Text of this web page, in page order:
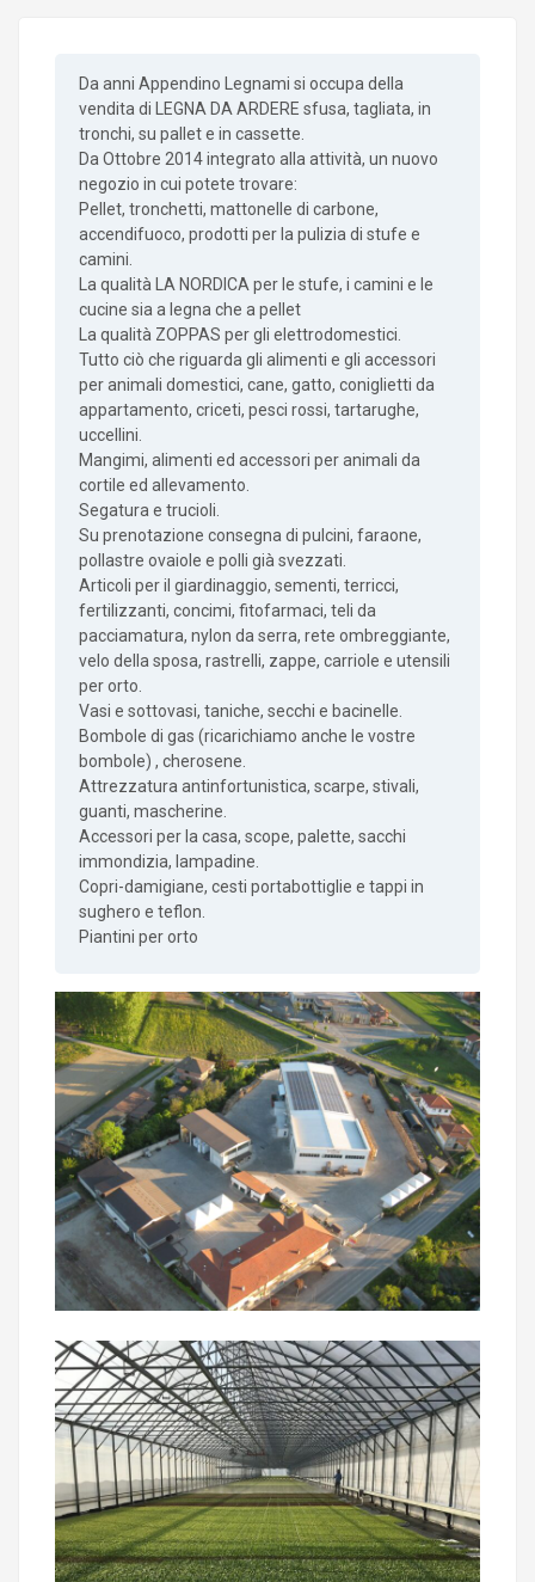
Da anni Appendino Legnami si occupa della
vendita di LEGNA DA ARDERE sfusa, tagliata, in
tronchi, su pallet e in cassette.
Da Ottobre 2014 integrato alla attività, un nuovo
negozio in cui potete trovare:
Pellet, tronchetti, mattonelle di carbone,
accendifuoco, prodotti per la pulizia di stufe e
camini.
La qualità LA NORDICA per le stufe, i camini e le
cucine sia a legna che a pellet
La qualità ZOPPAS per gli elettrodomestici.
Tutto ciò che riguarda gli alimenti e gli accessori
per animali domestici, cane, gatto, coniglietti da
appartamento, criceti, pesci rossi, tartarughe,
uccellini.
Mangimi, alimenti ed accessori per animali da
cortile ed allevamento.
Segatura e trucioli.
Su prenotazione consegna di pulcini, faraone,
pollastre ovaiole e polli già svezzati.
Articoli per il giardinaggio, sementi, terricci,
fertilizzanti, concimi, fitofarmaci, teli da
pacciamatura, nylon da serra, rete ombreggiante,
velo della sposa, rastrelli, zappe, carriole e utensili
per orto.
Vasi e sottovasi, taniche, secchi e bacinelle.
Bombole di gas (ricarichiamo anche le vostre
bombole) , cherosene.
Attrezzatura antinfortunistica, scarpe, stivali,
guanti, mascherine.
Accessori per la casa, scope, palette, sacchi
immondizia, lampadine.
Copri-damigiane, cesti portabottiglie e tappi in
sughero e teflon.
Piantini per orto